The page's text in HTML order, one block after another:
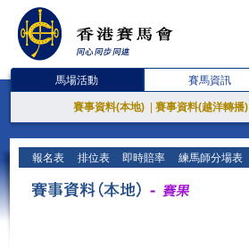
馬場活動 賽馬資訊
賽事資料(本地) 賽事資料(越洋轉播)
報名表 排位表 即時賠率 練馬師分場表